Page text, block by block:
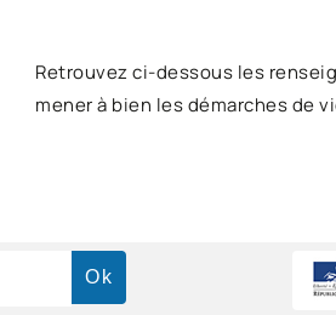
Retrouvez ci-dessous les
mener à bien les démarches de